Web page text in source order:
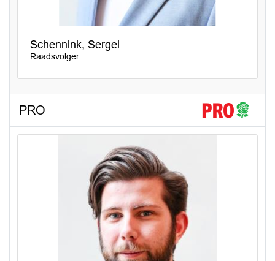
Schennink, Sergei
Raadsvolger
PRO